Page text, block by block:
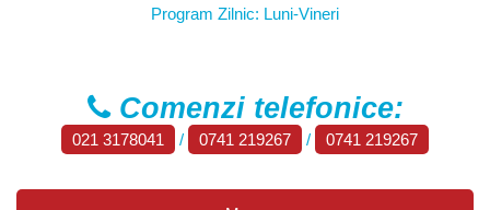
Program Zilnic: Luni-Vineri
Comenzi telefonice:
021 3178041 / 0741 219267 / 0741 219267